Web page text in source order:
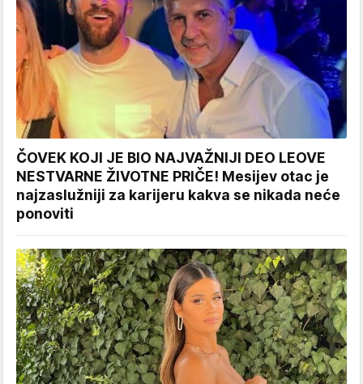
ČOVEK KOJI JE BIO NAJVAŽNIJI DEO LEOVE
NESTVARNE ŽIVOTNE PRIČE! Mesijev otac je
najzaslužniji za karijeru kakva se nikada neće
ponoviti